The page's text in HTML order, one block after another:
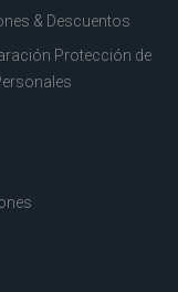
& Descuentos
Protección de